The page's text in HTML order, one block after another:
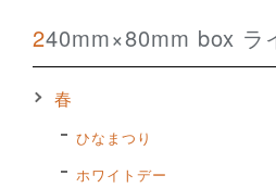
240mm×80mm box ラ
春
ひなまつり
ホワイトデー